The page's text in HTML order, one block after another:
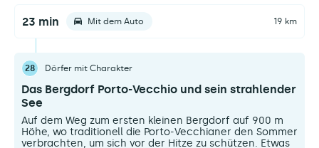
23 min Mit dem Auto 19 km
28 Dörfer mit Charakter
Das Bergdorf Porto-Vecchio und sein strahlender
See
Auf dem Weg zum ersten kleinen Bergdorf auf 900 m
Höhe, wo traditionell die Porto-Vecchianer den Sommer
verbrachten, um sich vor der Hitze zu schützen. Etwas